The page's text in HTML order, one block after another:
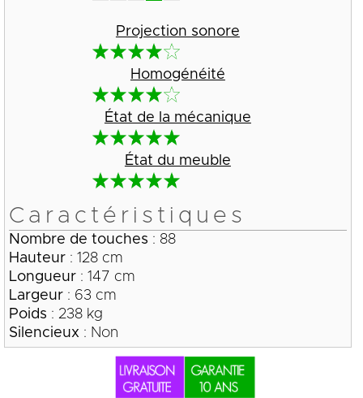
Projection sonore
Homogénéité
État de la mécanique
État du meuble
Caractéristiques
Nombre de touches : 88
Hauteur: 128 cm
Longueur: 147 cm
Largeur: 63 cm
Poids : 238 kg
Silencieux : Non